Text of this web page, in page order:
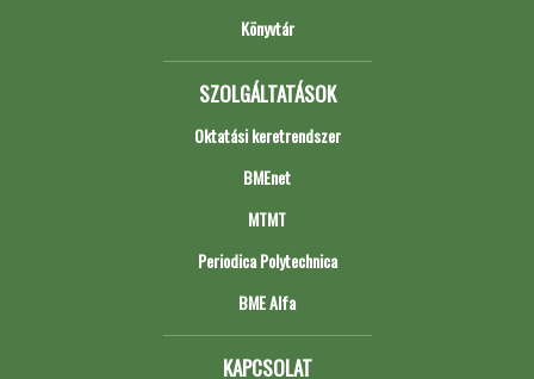
Könyvtár
SZOLGÁLTATÁSOK
Oktatási keretrendszer
BMEnet
MTMT
Periodica Polytechnica
BME Alfa
KAPCSOLAT